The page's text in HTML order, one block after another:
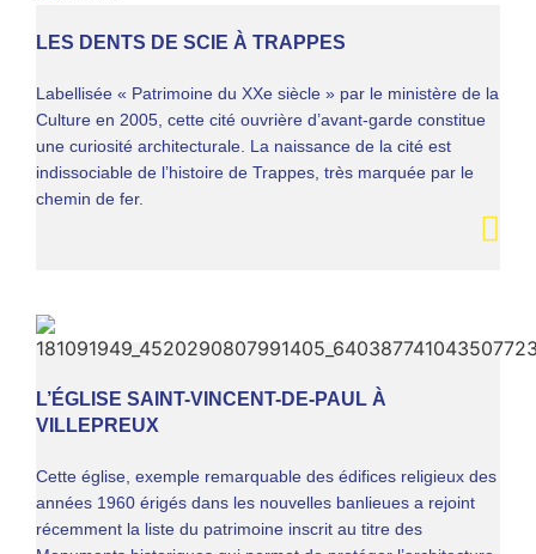
LES DENTS DE SCIE À TRAPPES
Labellisée « Patrimoine du XXe siècle » par le ministère de la
Culture en 2005, cette cité ouvrière d’avant-garde constitue
une curiosité architecturale. La naissance de la cité est
indissociable de l’histoire de Trappes, très marquée par le
chemin de fer.
L’ÉGLISE SAINT-VINCENT-DE-PAUL À
VILLEPREUX
Cette église, exemple remarquable des édifices religieux des
années 1960 érigés dans les nouvelles banlieues a rejoint
récemment la liste du patrimoine inscrit au titre des